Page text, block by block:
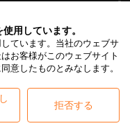
轄の法律および規制に従
に登録する責任がありま
地の法的制限の対象と
管轄区域で利用可能と
断転載禁止。
24/7 Live Chat
伴います。
用しています。
ています。当社のウェブサ
お客様がこのウェブサイト
意したものとみなします。
拒否する